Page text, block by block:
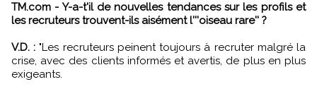
TM.com - Y-a-t'il de nouvelles tendances sur les profils et
les recruteurs trouvent-ils aisément l'''oiseau rare'' ?
V.D. :"Les recruteurs peinent toujours à recruter malgré la
crise, avec des clients informés et avertis, de plus en plus
exigeants.